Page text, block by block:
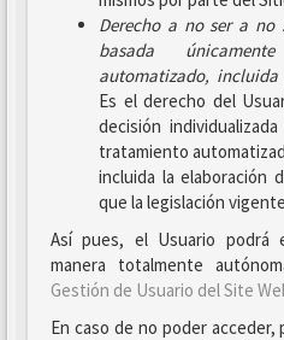
Derecho a no ser a no
basada
automatizado,
Es el derecho del
decisión
tratamiento
incluida la elaboración
que la legislación
Así pues, el Usuario podrá
manera totalmente
Gestión de Usuario del Site
En caso de no poder